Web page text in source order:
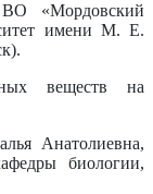
«Мордовский
имени М. Е.
веществ на
Анатолиевна,
биологии,